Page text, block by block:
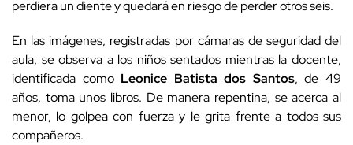
perdiera un diente y quedará en riesgo de perder otros seis.
En las imágenes, registradas por cámaras de seguridad del
aula, se observa a los niños sentados mientras la docente,
identificada como Leonice Batista dos Santos, de 49
años, toma unos libros. De manera repentina, se acerca al
menor, lo golpea con fuerza y le grita frente a todos sus
compañeros.